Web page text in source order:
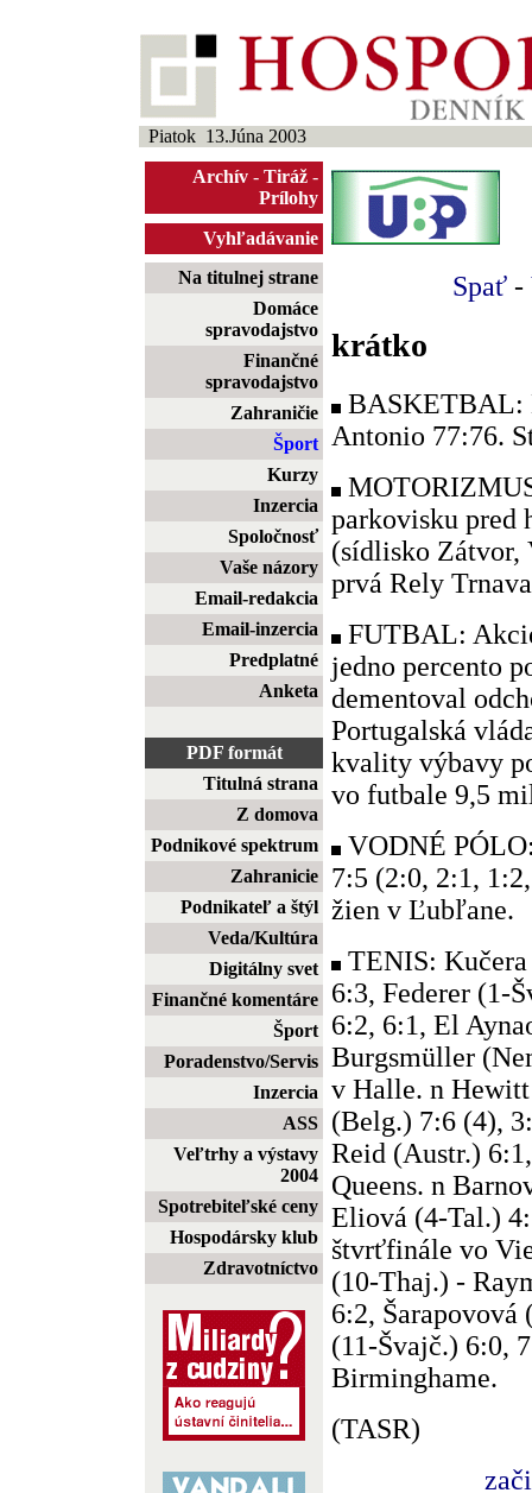
Piatok 13.Júna 2003
Archív - Tiráž -
Prílohy
Vyhľadávanie
Na titulnej strane
Domáce
spravodajstvo
Finančné
spravodajstvo
Zahraničie
Šport
Kurzy
Inzercia
Spoločnosť
Vaše názory
Email-redakcia
Email-inzercia
Predplatné
Anketa
PDF formát
Titulná strana
Z domova
Podnikové spektrum
Zahranicie
Podnikateľ a štýl
Veda/Kultúra
Digitálny svet
Finančné komentáre
Šport
Poradenstvo/Servis
Inzercia
ASS
Veľtrhy a výstavy
2004
Spotrebiteľské ceny
Hospodársky klub
Zdravotníctvo
Spať -
krátko
BASKETBAL:
Antonio 77:76.
parkovisku pred
(sídlisko Zátvor,
prvá Rely
FUTBAL:
jedno percento
dementoval
Portugalská
kvality výbavy
vo futbale 9,5
VODNÉ
7:5 (2:0, 2:1,
žien v Ľubľane.
TENIS:
6:3, Federer (1-
6:2, 6:1, El
Burgsmüller
v Halle. n
(Belg.) 7:6 (4),
Reid (Austr.)
Queens. n
Eliová (4-Tal.)
štvrťfinále vo
(10-Thaj.) -
6:2,
(11-Švajč.) 6:0,
Birminghame.
(TASR)